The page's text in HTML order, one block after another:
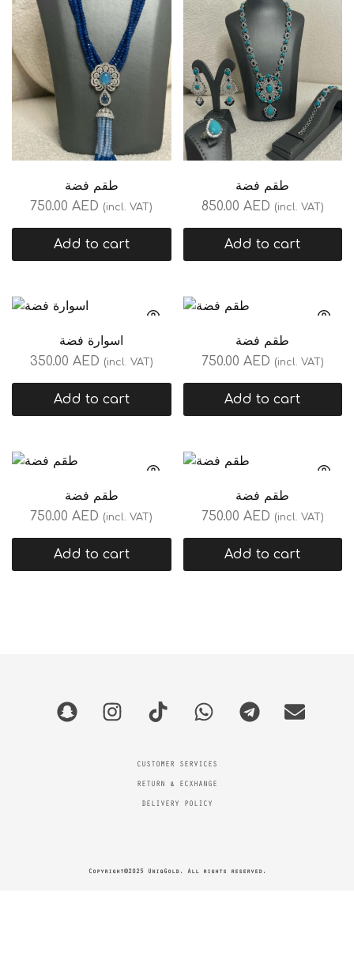
طقم فضة
750.00AED (incl. VAT)
Add to cart
طقم فضة
850.00 AED (incl. VAT)
Add to cart
اسوارة فضة
350.00 AED (incl. VAT)
Add to cart
طقم فضة
750.00 AED (incl. VAT)
Add to cart
طقم فضة
750.00AED (incl. VAT)
Add to cart
طقم فضة
750.00 AED (incl. VAT)
Add to cart
CUSTOMER SERVICES
RETURN & ECXHANGE
DELIVERY POLICY
Copyright©2025 UniqGold. All rights reserved.